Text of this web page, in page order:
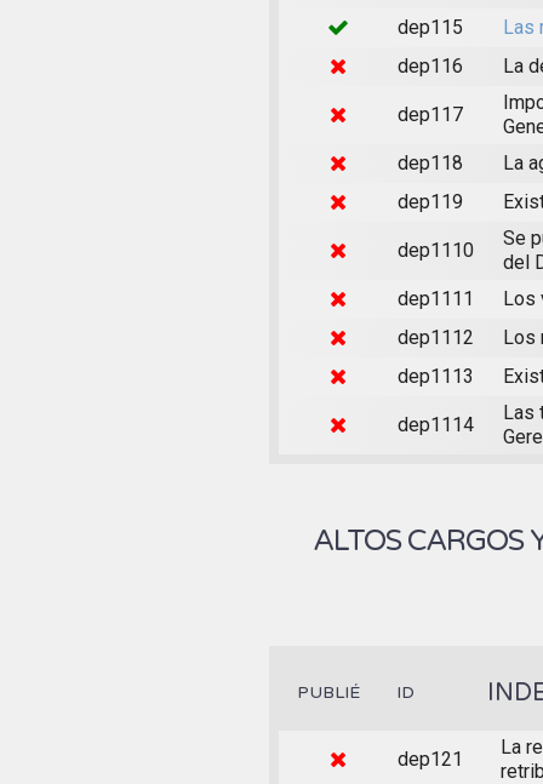
dep115
Las
dep116
La
dep117
dep118
La
dep119
dep1110
Se
del
dep1111
Los
dep1112
Los
dep1113
dep1114
Las
ALTOS CARGOS
PUBLIÉ ID
dep121
La